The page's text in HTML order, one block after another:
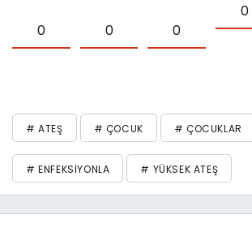
0 0 0
0
# ATEŞ # ÇOCUK # ÇOCUKLAR
# ENFEKSIYONLA # YÜKSEK ATEŞ